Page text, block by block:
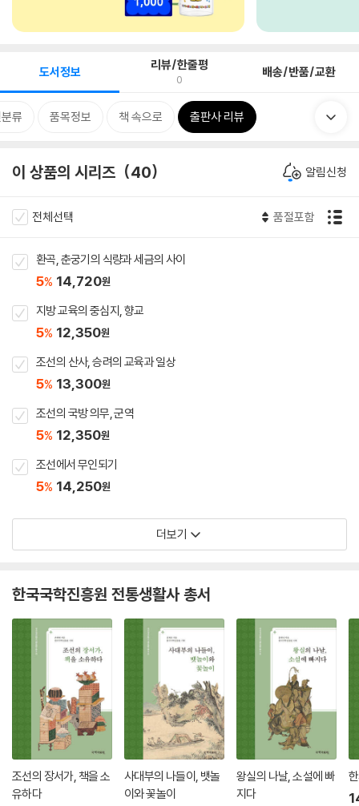
도서정보 리뷰/한줄평
0 배송/반품/교환
류 품목정보 책 속으로 출판사 리뷰
이 상품의 시리즈 40 알림신청
전체선택 품절포함
환곡, 춘궁기의 식량과 세금의 사이
5% 14,720원
지방 교육의 중심지, 향교
5% 12,350원
조선의 산사, 승려의 교육과 일상
5% 13,300원
조선의 국방 의무, 군역
5% 12,350원
조선에서 무인되기
5% 14,250원
더보기
한국국학진흥원 전통생활사 총서
조선의 장서가, 책을 소
유하다
사대부의 나들이, 뱃놀
이와 꽃놀이
왕실의 나날, 소설에 빠
지다